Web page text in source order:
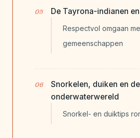
De Tayrona-indianen
Respectvol omgaan
gemeenschappen
Snorkelen, duiken en de
onderwaterwereld
Snorkel- en duiktips